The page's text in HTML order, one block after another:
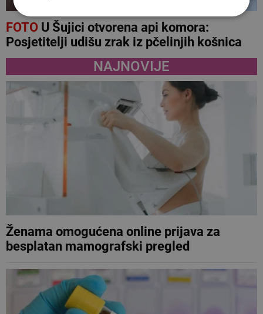
FOTOU Šujici otvorena api komora:
Posjetitelji udišu zrak iz pčelinjih košnica
NAJNOVIJE
Ženama omogućena online prijava za
besplatan mamografski pregled